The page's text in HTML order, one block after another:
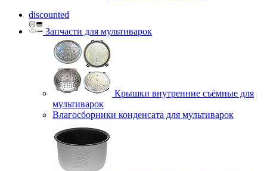
discounted
Запчасти для мультиварок
Крышки внутренние съёмные для
мультиварок
Влагосборники конденсата для мультиварок